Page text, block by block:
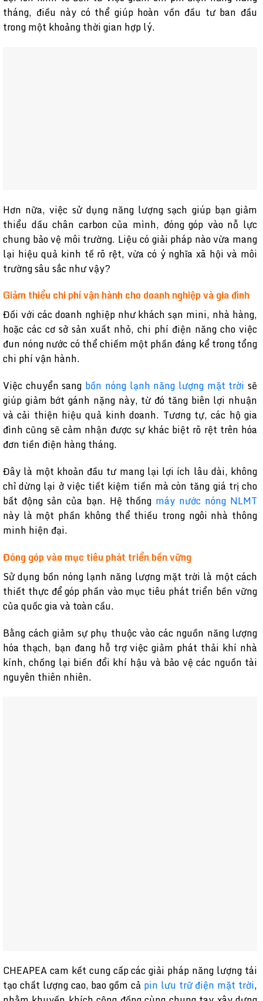
tháng, điều này có thể giúp hoàn vốn đầu tư ban đầu
trong một khoảng thời gian hợp lý.
Hơn nữa, việc sử dụng năng lượng sạch giúp bạn giảm
thiểu dấu chân carbon của mình, đóng góp vào nỗ lực
chung bảo vệ môi trường. Liệu có giải pháp nào vừa mang
lại hiệu quả kinh tế rõ rệt, vừa có ý nghĩa xã hội và môi
trường sâu sắc như vậy?
Giảm thiểu chi phí vận hành cho doanh nghiệp và gia đình
Đối với các doanh nghiệp như khách sạn mini, nhà hàng,
hoặc các cơ sở sản xuất nhỏ, chi phí điện năng cho việc
đun nóng nước có thể chiếm một phần đáng kể trong tổng
chi phí vận hành.
Việc chuyển sang bồn nóng lạnh năng lượng mặt trời sẽ
giúp giảm bớt gánh nặng này, từ đó tăng biên lợi nhuận
và cải thiện hiệu quả kinh doanh. Tương tự, các hộ gia
đình cũng sẽ cảm nhận được sự khác biệt rõ rệt trên hóa
đơn tiền điện hàng tháng.
Đây là một khoản đầu tư mang lại lợi ích lâu dài, không
chỉ dừng lại ở việc tiết kiệm tiền mà còn tăng giá trị cho
bất động sản của bạn. Hệ thống máy nước nóng NLMT
này là một phần không thể thiếu trong ngôi nhà thông
minh hiện đại.
Đóng góp vào mục tiêu phát triển bền vững
Sử dụng bồn nóng lạnh năng lượng mặt trời là một cách
thiết thực để góp phần vào mục tiêu phát triển bền vững
của quốc gia và toàn cầu.
Bằng cách giảm sự phụ thuộc vào các nguồn năng lượng
hóa thạch, bạn đang hỗ trợ việc giảm phát thải khí nhà
kính, chống lại biến đổi khí hậu và bảo vệ các nguồn tài
nguyên thiên nhiên.
CHEAPEA cam kết cung cấp các giải pháp năng lượng tái
tạo chất lượng cao, bao gồm cả pin lưu trữ điện mặt trời,